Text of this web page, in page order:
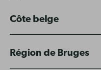
Côte belge
Région de Bruges